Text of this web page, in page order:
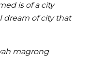
is of a city
dream of city that
magrong